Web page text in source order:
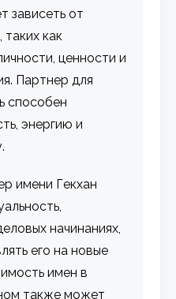
зависеть от
как
ценности и
Партнер для
способен
энергию и
имени Гекхан
начинаниях,
его на новые
имен в
также может